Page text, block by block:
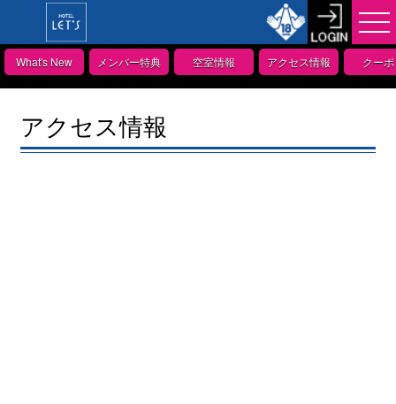
What's New メンバー特典 空室情報 アクセス情報 クー
アクセス情報